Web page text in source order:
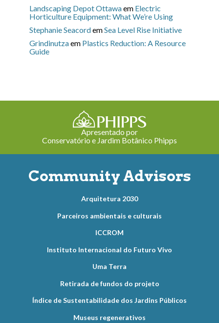
Landscaping Depot Ottawaem Electric
Horticulture Equipment: What We’re Using
Stephanie SeacordemSea Level Rise Initiative
Grindinutzaem Plastics Reduction: A Resource
Guide
Apresentado por
Conservatório e Jardim Botânico Phipps
Community Advisors
Arquitetura 2030
Parceiros ambientais e culturais
ICCROM
Instituto Internacional do Futuro Vivo
Uma Terra
Retirada de fundos do projeto
Índice de Sustentabilidade dos Jardins Públicos
Museus regenerativos